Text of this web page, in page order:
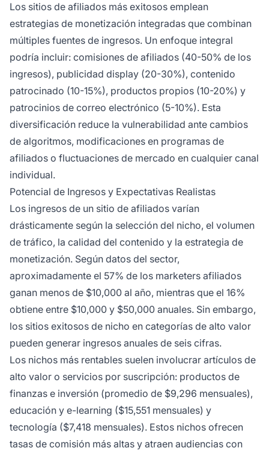
Los sitios de afiliados más exitosos emplean
estrategias de monetización integradas que combinan
múltiples fuentes de ingresos. Un enfoque integral
podría incluir: comisiones de afiliados (40-50% de los
ingresos), publicidad display (20-30%), contenido
patrocinado (10-15%), productos propios (10-20%) y
patrocinios de correo electrónico (5-10%). Esta
diversificación reduce la vulnerabilidad ante cambios
de algoritmos, modificaciones en programas de
afiliados o fluctuaciones de mercado en cualquier canal
individual.
Potencial de Ingresos y Expectativas Realistas
Los ingresos de un sitio de afiliados varían
drásticamente según la selección del nicho, el volumen
de tráfico, la calidad del contenido y la estrategia de
monetización. Según datos del sector,
aproximadamente el 57% de los marketers afiliados
ganan menos de $10,000 al año, mientras que el 16%
obtiene entre $10,000 y $50,000 anuales. Sin embargo,
los sitios exitosos de nicho en categorías de alto valor
pueden generar ingresos anuales de seis cifras.
Los nichos más rentables suelen involucrar artículos de
alto valor o servicios por suscripción: productos de
finanzas e inversión (promedio de $9,296 mensuales),
educación y e-learning ($15,551 mensuales) y
tecnología ($7,418 mensuales). Estos nichos ofrecen
tasas de comisión más altas y atraen audiencias con